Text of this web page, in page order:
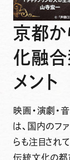
京都
化融合
メント
映画・演劇・
は、国内のフ
らも注目されて
伝統文化の都